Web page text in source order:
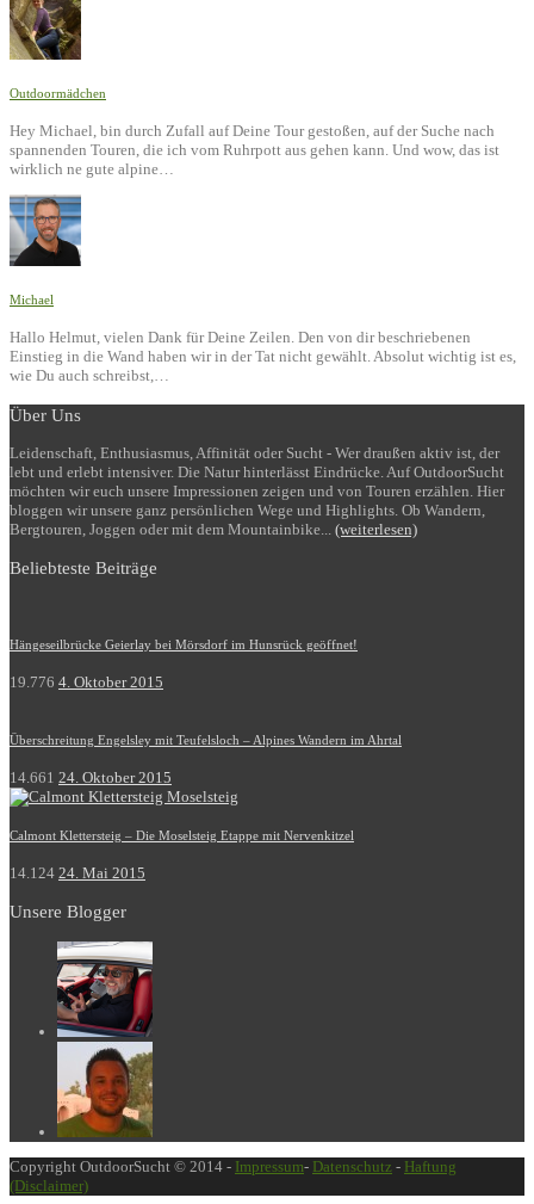
Outdoormädchen
Hey Michael, bin durch Zufall auf Deine Tour gestoßen, auf der Suche nach
spannenden Touren, die ich vom Ruhrpott aus gehen kann. Und wow, das ist
wirklich ne gute alpine…
Michael
Hallo Helmut, vielen Dank für Deine Zeilen. Den von dir beschriebenen
Einstieg in die Wand haben wir in der Tat nicht gewählt. Absolut wichtig ist es,
wie Du auch schreibst,…
Über Uns
Leidenschaft, Enthusiasmus, Affinität oder Sucht - Wer draußen aktiv ist, der
lebt und erlebt intensiver. Die Natur hinterlässt Eindrücke. Auf OutdoorSucht
möchten wir euch unsere Impressionen zeigen und von Touren erzählen. Hier
bloggen wir unsere ganz persönlichen Wege und Highlights. Ob Wandern,
Bergtouren, Joggen oder mit dem Mountainbike... (weiterlesen)
Beliebteste Beiträge
Hängeseilbrücke Geierlay bei Mörsdorf im Hunsrück geöffnet!
19.776 4. Oktober 2015
Überschreitung Engelsley mit Teufelsloch – Alpines Wandern im Ahrtal
14.661 24. Oktober 2015
Calmont Klettersteig – Die Moselsteig Etappe mit Nervenkitzel
14.124 24. Mai 2015
Unsere Blogger
Copyright OutdoorSucht © 2014 - Impressum- Datenschutz - Haftung
(Disclaimer)